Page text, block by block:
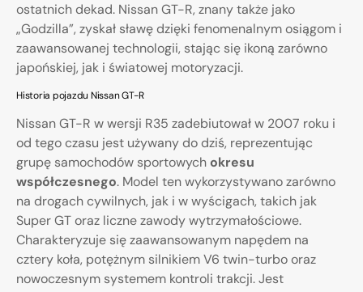
ostatnich dekad. Nissan GT-R, znany także jako
„Godzilla”, zyskał sławę dzięki fenomenalnym osiągom i
zaawansowanej technologii, stając się ikoną zarówno
japońskiej, jak i światowej motoryzacji.
Historia pojazdu Nissan GT-R
Nissan GT-R w wersji R35 zadebiutował w 2007 roku i
od tego czasu jest używany do dziś, reprezentując
grupę samochodów sportowych okresu
współczesnego. Model ten wykorzystywano zarówno
na drogach cywilnych, jak i w wyścigach, takich jak
Super GT oraz liczne zawody wytrzymałościowe.
Charakteryzuje się zaawansowanym napędem na
cztery koła, potężnym silnikiem V6 twin-turbo oraz
nowoczesnym systemem kontroli trakcji. Jest